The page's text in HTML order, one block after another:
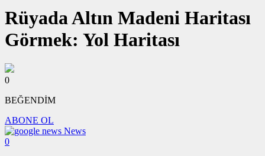
Rüyada Altın Madeni Haritası
Görmek: Yol Haritası
0
BEĞENDİM
ABONE OL
News
0